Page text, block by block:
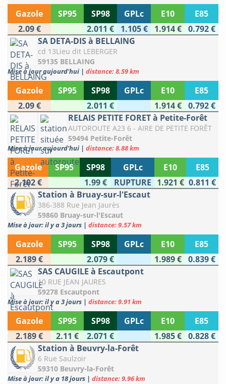
Gazole SP95 SP98 GPLc E10
E85
2.09 €
2.011 € 1.105 € 1.914 €
0.792 €
SA DETA-DIS à BELLAING
cd 13Lieu dit LEBERGER
59135 BELLAING
Mise à jour aujourd'hui | distance: 8.59 km
Gazole SP95 SP98 GPLc E10
E85
2.09 €
2.011 € 1.914 €
0.792 €
RELAIS PETITE FORET à Petite-Forêt
AUTOROUTE A23 6 - AIRE DE PETITE FORÊT
59494 Petite-Forêt
Mise à jour aujourd'hui | distance: 8.88 km
Gazole SP95 SP98 GPLc E10
E85
2.102 €
1.99 € RUPTURE 1.921 € 0.811 €
Station à Bruay-sur-l'Escaut
386-388 Rue Jean Jaurès
59860 Bruay-sur-l'Escaut
Mise à jour: il y a 3 jours | distance: 9.57 km
Gazole SP95 SP98 GPLc E10
E85
2.189 €
2.079 € 1.989 €
0.839 €
SAS CAUGILE à Escautpont
10 RUE JEAN JAURES
59278 Escautpont
Mise à jour: il y a 3 jours | distance: 9.91 km
Gazole SP95 SP98 GPLc E10
E85
2.189 €
2.11 € 2.071 € 1.985 €
0.828 €
Station à Beuvry-la-Forêt
6 Rue Saulzoir
59310 Beuvry-la-Forêt
Mise à jour: il y a 18 jours | distance: 9.96 km